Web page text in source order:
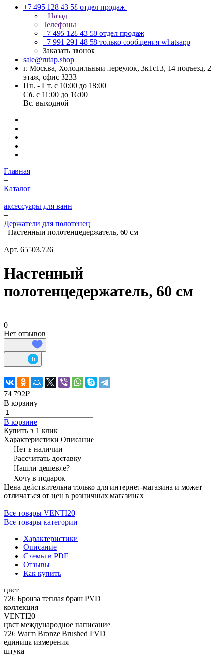
+7 495 128 43 58 отдел продаж
Назад
Телефоны
+7 495 128 43 58 отдел продаж
+7 991 291 48 58 только сообщения whatsapp
Заказать звонок
sale@rutap.shop
г. Москва, Холодильный переулок, 3к1с13, 14 подъезд, 2
этаж, офис 3233
Пн. - Пт. с 10:00 до 18:00
Сб. с 11:00 до 16:00
Вс. выходной
Главная
–
Каталог
–
аксессуары для ванн
–
Держатели для полотенец
–Настенный полотенцедержатель, 60 см
Арт. 65503.726
Настенный
полотенцедержатель, 60 см
0
Нет отзывов
74 792₽
В корзину
В корзине
Купить в 1 клик
Характеристики Описание
Нет в наличии
Рассчитать доставку
Нашли дешевле?
Хочу в подарок
Цена действительна только для интернет-магазина и может
отличаться от цен в розничных магазинах
Все товары VENTI20
Все товары категории
Характеристики
Описание
Схемы в PDF
Отзывы
Как купить
цвет
726 Бронза теплая браш PVD
коллекция
VENTI20
цвет международное написание
726 Warm Bronze Brushed PVD
единица измерения
штука